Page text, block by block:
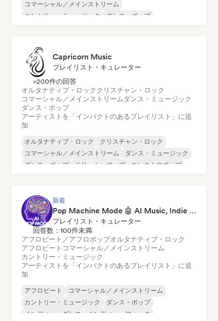
コマーシャル／メインストリーム
カントリー・ミュージック
ダンス・ポップ
Capricorn Music
プレイリスト・キュレーター
>200件の回答
オルタナティブ・ロッククリスチャン・ロック
コマーシャル／メインストリーム ダンス・ミュージック
ダンス・ポップ
アーティストを「インパクトのあるプレイリスト」に追
加
オルタナティブ・ロック
クリスチャン・ロック
コマーシャル／メインストリーム
ダンス・ミュージック
ダンス・ポップ
ドリーム・ポップ
エレクトロポップ
新着
Pop Machine Mode 🤖 AI Music, Indie Pop & Dream Pop
プレイリスト・キュレーター
回答数：100件未満
アフロビート／アフロポップオルタナティブ・ロック
アフロビート コマーシャル／メインストリーム
カントリー・ミュージック
アーティストを「インパクトのあるプレイリスト」に追
加
アフロビート
コマーシャル／メインストリーム
カントリー・ミュージック
ダンス・ポップ
インディー・ダンス
インディー・フォーク